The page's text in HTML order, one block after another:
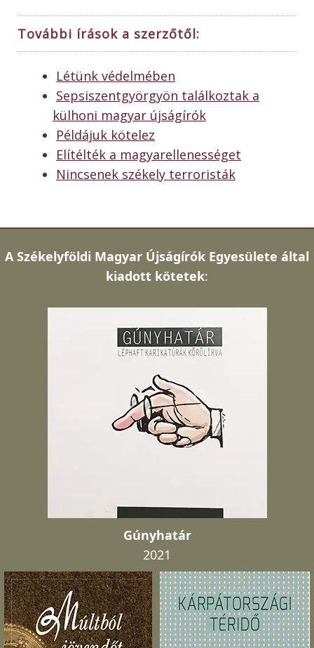
További írások a szerzőtől:
Létünk védelmében
Sepsiszentgyörgyön találkoztak a
külhoni magyar újságírók
Példájuk kötelez
Elítélték a magyarellenességet
Nincsenek székely terroristák
A Székelyföldi Magyar Újságírók Egyesülete által
kiadott kötetek:
Gúnyhatár
2021